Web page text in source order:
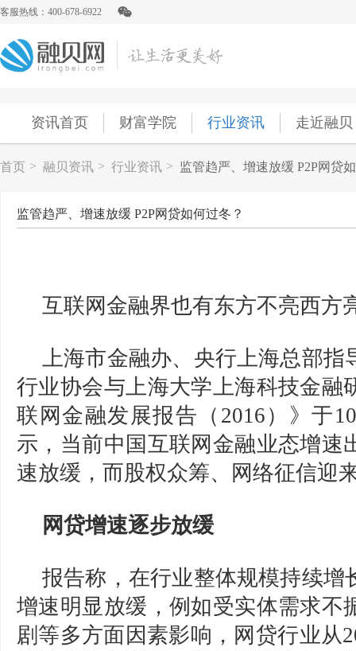
客服热线：400-678-6922
资讯首页 财富学院 行业资讯 走近融贝
首页 > 融贝资讯 > 行业资讯 > 监管趋严、增速放缓 P2P网贷
监管趋严、增速放缓 P2P网贷如何过冬？
互联网金融界也有东方不亮西方
上海市金融办、央行上海总部指
行业协会与上海大学上海科技金融
联网 金融发展报告（2016）》于
示，当前中国互联网金融业态增速
速放缓，而股权众筹、网络征信迎
网贷增速逐步放缓
报告称，在行业整体规模持续增
增速明显放缓，例如受实体需求不
剧等多方面因素影响， 网 贷行业从